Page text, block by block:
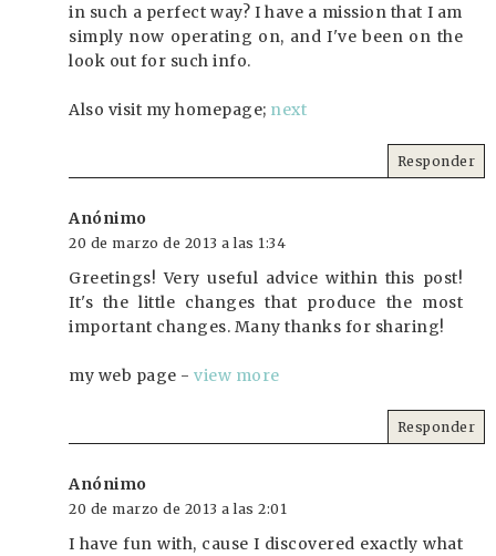
in such a perfect way? I have a mission that I am
simply now operating on, and I've been on the
look out for such info.
Also visit my homepage; next
Responder
Anónimo
20 de marzo de 2013 a las 1:34
Greetings! Very useful advice within this post!
It's the little changes that produce the most
important changes. Many thanks for sharing!
my web page - view more
Responder
Anónimo
20 de marzo de 2013 a las 2:01
I have fun with, cause I discovered exactly what